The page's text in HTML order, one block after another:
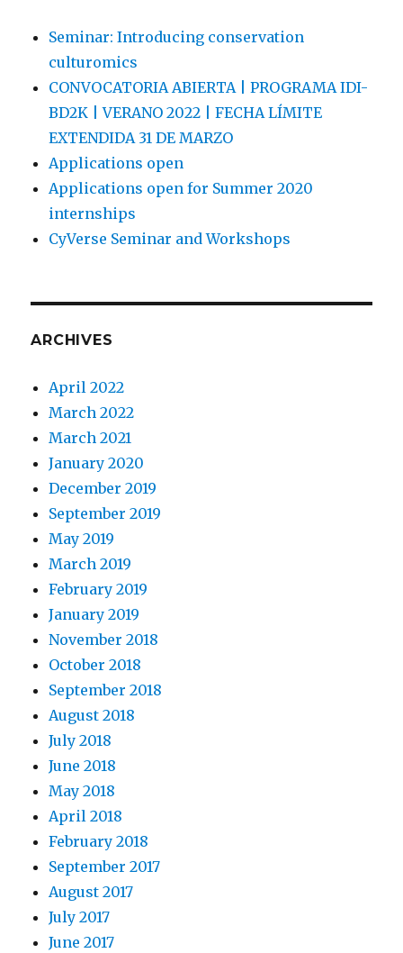
Seminar: Introducing conservation
culturomics
CONVOCATORIA ABIERTA | PROGRAMA IDI-
BD2K | VERANO 2022 | FECHA LÍMITE
EXTENDIDA 31 DE MARZO
Applications open
Applications open for Summer 2020
internships
CyVerse Seminar and Workshops
ARCHIVES
April 2022
March 2022
March 2021
January 2020
December 2019
September 2019
May 2019
March 2019
February 2019
January 2019
November 2018
October 2018
September 2018
August 2018
July 2018
June 2018
May 2018
April 2018
February 2018
September 2017
August 2017
July 2017
June 2017